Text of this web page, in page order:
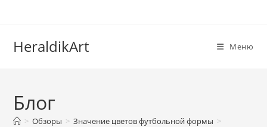
HeraldikArt Меню
Блог
> Обзоры > Значение цветов футбольной формы >